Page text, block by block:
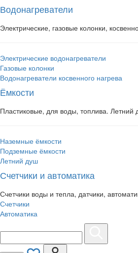
Водонагреватели
Электрические, газовые колонки,
Электрические водонагреватели
Газовые колонки
Водонагреватели косвенного нагрева
Ёмкости
Пластиковые, для воды, топлива. Летний
Наземные ёмкости
Подземные ёмкости
Летний душ
Счетчики и автоматика
Счетчики воды и тепла, датчики,
Счетчики
Автоматика